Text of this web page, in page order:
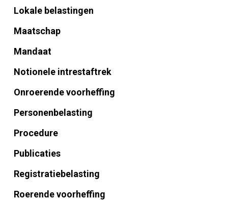
Lokale belastingen
Maatschap
Mandaat
Notionele intrestaftrek
Onroerende voorheffing
Personenbelasting
Procedure
Publicaties
Registratiebelasting
Roerende voorheffing